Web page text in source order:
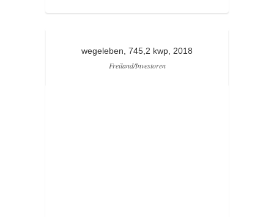
wegeleben, 745,2 kwp, 2018
Freiland/Investoren